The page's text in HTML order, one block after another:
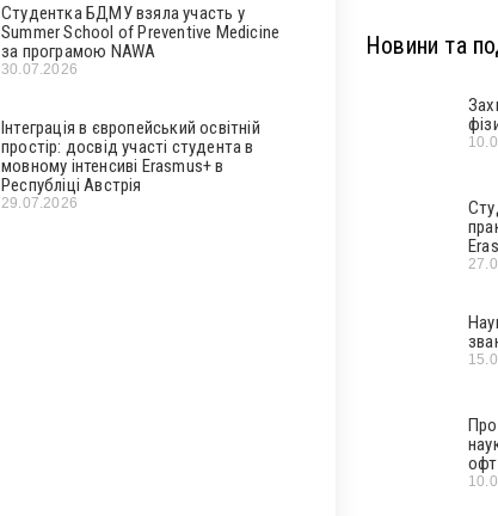
Студентка БДМУ взяла участь у
Summer School of Preventive Medicine
за програмою NAWA
30.07.2026
Інтеграція в європейський освітній
простір: досвід участі студента в
мовному інтенсиві Erasmus+ в
Республіці Австрія
29.07.2026
Новини та